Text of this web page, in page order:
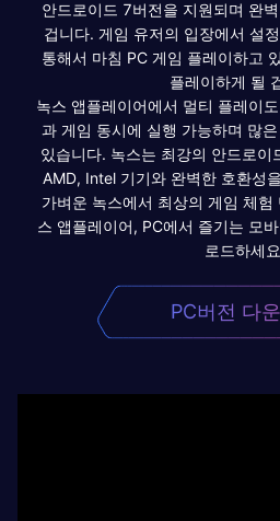
안드로이드 7버전을 지원되며 완
겁니다. 게임 유저의 입장에서 설
통해서 마침 PC 게임 플레이하고
플레이하게 될
녹스 앱플레이어에서 멀티 플레이
과 게임 동시에 실행 가능하며 많
있습니다. 녹스는 최강의 안드로이
AMD, Intel 기기와 완벽한 호환성
가벼운 녹스에서 최상의 게임 체
스 앱플레이어, PC에서 즐기는 모
로드하세
PC버전 다